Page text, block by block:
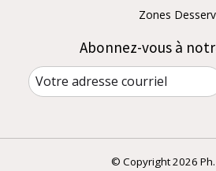
Zones
Abonnez-vous à
© Copyright 2026